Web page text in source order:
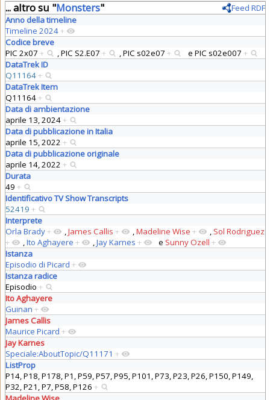
... altro su "Monsters"
Feed RDF
Anno della timeline
Timeline 2024+
Codice breve
PIC 2x07 + ,PIC S2.E07 + ,PIC s02e07 + e PIC s02e007 +
DataTrek ID
Q11164+
DataTrek Item
Q11164+
Data di ambientazione
aprile 13, 2024+
Data di pubblicazione in Italia
aprile 15, 2022 +
Data di pubblicazione originale
aprile 14, 2022 +
Durata
49 +
Identificativo TV Show Transcripts
52419 +
Interprete
Orla Brady+ ,James Callis + ,Madeline Wise + , Sol Rodriguez
+
,Ito Aghayere + ,Jay Karnes + e Sunny Ozell +
Istanza
Episodio di Picard +
Istanza radice
Episodio +
Ito Aghayere
Guinan +
James Callis
Maurice Picard +
Jay Karnes
Speciale:AboutTopic/Q11171 +
ListProp
P14, P18, P178, P1, P59, P57, P95, P101, P73, P23, P26, P150, P149,
P32, P21, P7, P58, P126 +